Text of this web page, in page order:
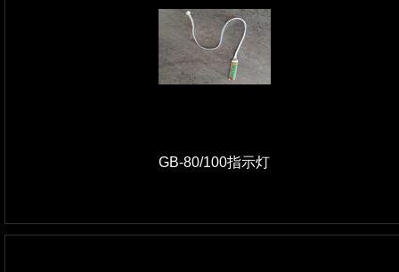
GB-80/100指示灯